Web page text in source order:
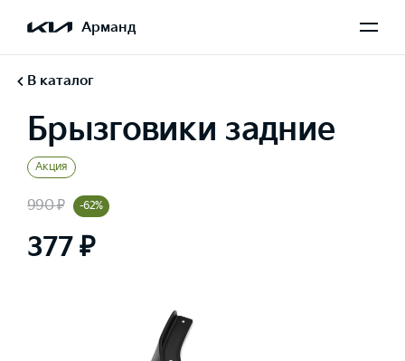
Арманд
В каталог
Брызговики задние
Акция
990 ₽ -62%
377 ₽